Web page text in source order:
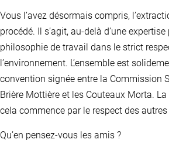
Vous l’avez désormais compris,
procédé. Il s’agit, au-delà d’une expertise
philosophie de travail dans le strict
l’environnement. L’ensemble est
convention signée entre la Commission
Brière Mottière et les Couteaux Morta.
cela commence par le respect des
Qu’en pensez-vous les amis ?